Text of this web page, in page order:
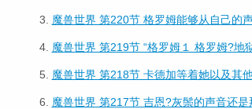
3. 魔兽世界 第220节 格罗姆能够从自己的
4. 魔兽世界 第219节 “格罗姆１ 格罗姆?地
5. 魔兽世界 第218节 卡德加等着她以及其
6. 魔兽世界 第217节 吉恩?灰鬃的声音还